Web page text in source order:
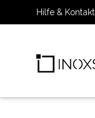
Hilfe & Kontakt